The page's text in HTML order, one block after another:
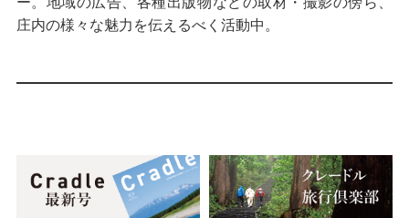
庄内の様々な魅力を伝えるべく活動中。